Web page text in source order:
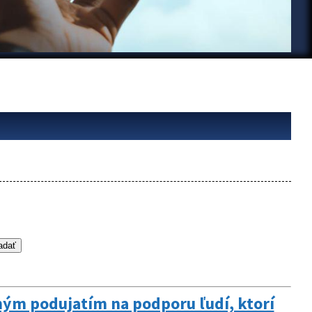
podujatím na podporu ľudí, ktorí